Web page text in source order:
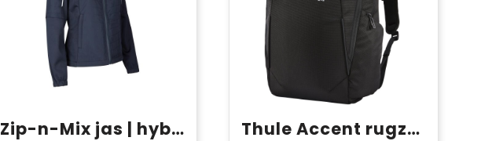
Zip-n-Mix jas | hybride | dames Thule Accent rugzak 23L